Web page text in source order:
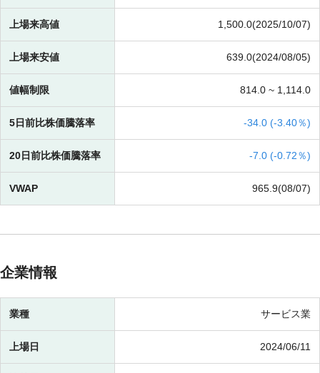
上場来高値 1,500.0(2025/10/07)
上場来安値 639.0(2024/08/05)
値幅制限 814.0 ~ 1,114.0
5日前比株価騰落率 -34.0 (-3.40％)
20日前比株価騰落率 -7.0 (-0.72％)
VWAP 965.9(08/07)
企業情報
業種 サービス業
上場日 2024/06/11